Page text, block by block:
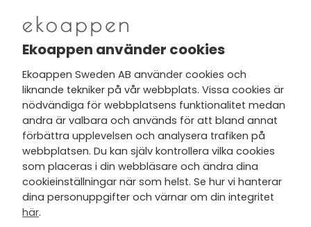
Nytt från Ekoappen
Jag har tagit del av Ekoappens
personuppgifts- och
integritetspolicyoch tar gärna del
av nyheter, hälsotips och exklusiva
erbjudanden via min e-post.
Ekoappen använder cookies
Ekoappen Sweden AB använder cookies och
liknande tekniker på vår webbplats. Vissa cookies är
nödvändiga för webbplatsens funktionalitet medan
andra är valbara och används för att bland annat
förbättra upplevelsen och analysera trafiken på
webbplatsen. Du kan själv kontrollera vilka cookies
som placeras i din webbläsare och ändra dina
cookieinställningar när som helst. Se hur vi hanterar
dina personuppgifter och värnar om din integritet
här.